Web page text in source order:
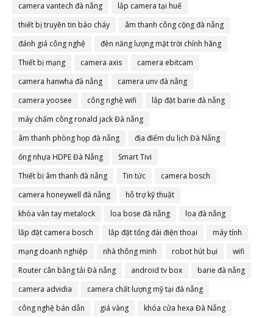
camera vantech đà nẵng
lắp camera tại huế
thiết bị truyền tin báo cháy
âm thanh công cộng đà nẵng
đánh giá công nghệ
đèn năng lượng mặt trời chính hãng
Thiết bị mạng
camera axis
camera ebitcam
camera hanwha đà nẵng
camera unv đà nẵng
camera yoosee
công nghệ wifi
lắp đặt barie đà nẵng
máy chấm công ronald jack Đà nẵng
âm thanh phòng họp đà nẵng
địa điểm du lịch Đà Nẵng
ống nhựa HDPE Đà Nẵng
Smart Tivi
Thiết bị âm thanh đà nẵng
Tin tức
camera bosch
camera honeywell đà nẵng
hỗ trợ kỹ thuật
khóa vân tay metalock
loa bose đà nẵng
loa đà nẵng
lắp đặt camera bosch
lắp đặt tổng đài điện thoại
máy tính
mạng doanh nghiệp
nhà thông minh robot hút bụi
wifi
Router cân bằng tải Đà nẵng
android tv box
barie đà nẵng
camera advidia
camera chất lượng mỹ tại đà nẵng
công nghệ bán dẫn
giá vàng
khóa cửa hexa Đà Nẵng